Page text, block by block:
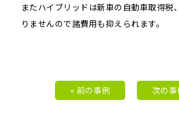
またハイブリッドは新車の自動車取得税
りませんので諸費用も抑えられます。
« 前の事例 次の事